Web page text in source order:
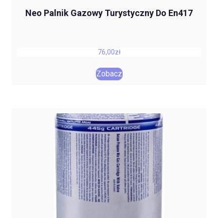
Neo Palnik Gazowy Turystyczny Do En417
76,00zł
Zobacz